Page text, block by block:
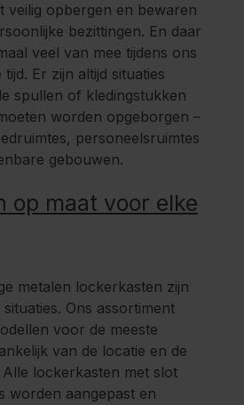
veilig opbergen en bewaren
bezittingen. En daar
veel van mee tijdens ons
Er zijn altijd situaties
spullen of kledingstukken
worden opgeborgen –
personeelsruimtes
gebouwen.
op maat voor elke
metalen lockerkasten zijn
Ons assortiment
voor de meeste
van de locatie en de
lockerkasten met slot
worden aangepast en